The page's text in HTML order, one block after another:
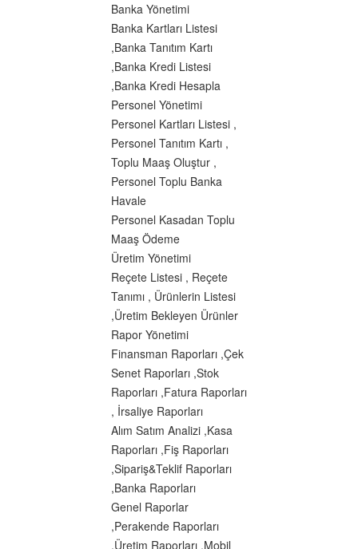
Banka Yönetimi
Banka Kartları Listesi
,Banka Tanıtım Kartı
,Banka Kredi Listesi
,Banka Kredi Hesapla
Personel Yönetimi
Personel Kartları Listesi ,
Personel Tanıtım Kartı ,
Toplu Maaş Oluştur ,
Personel Toplu Banka
Havale
Personel Kasadan Toplu
Maaş Ödeme
Üretim Yönetimi
Reçete Listesi , Reçete
Tanımı , Ürünlerin Listesi
,Üretim Bekleyen Ürünler
Rapor Yönetimi
Finansman Raporları ,Çek
Senet Raporları ,Stok
Raporları ,Fatura Raporları
, İrsaliye Raporları
Alım Satım Analizi ,Kasa
Raporları ,Fiş Raporları
,Sipariş&Teklif Raporları
,Banka Raporları
Genel Raporlar
,Perakende Raporları
,Üretim Raporları ,Mobil